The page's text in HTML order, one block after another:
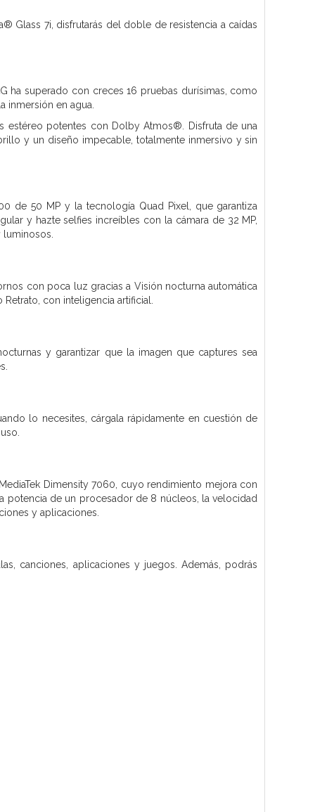
Glass 7i, disfrutarás del doble de resistencia a caídas
ha superado con creces 16 pruebas durísimas, como
inmersión en agua.
estéreo potentes con Dolby Atmos®. Disfruta de una
y un diseño impecable, totalmente inmersivo y sin
de 50 MP y la tecnología Quad Pixel, que garantiza
y hazte selfies increíbles con la cámara de 32 MP,
con poca luz gracias a Visión nocturna automática
con inteligencia artificial.
y garantizar que la imagen que captures sea
lo necesites, cárgala rápidamente en cuestión de
Dimensity 7060, cuyo rendimiento mejora con
potencia de un procesador de 8 núcleos, la velocidad
y aplicaciones.
canciones, aplicaciones y juegos. Además, podrás